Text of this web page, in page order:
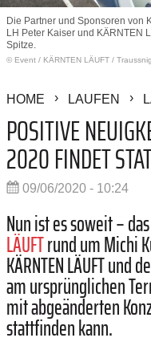
Die Partner und Sponsoren von
LH Peter Kaiser und KÄRNTEN
Spitze.
© Event / KÄRNTEN LÄUFT / Traussnig
HOME LAUFEN
POSITIVE
2020 FINDET
09/06/2020 - 10:24
Nun ist es soweit –
LÄUFTrund um Michi
KÄRNTEN LÄUFT und
am ursprünglichen
mit abgeänderten
stattfinden kann.